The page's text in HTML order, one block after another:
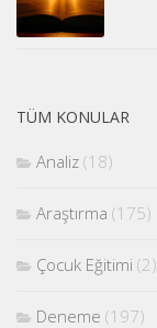
TÜM KONULAR
Analiz (18)
Araştırma (175)
Çocuk Eğitimi (2)
Deneme (197)